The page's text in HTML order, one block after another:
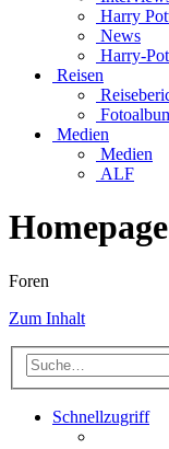
Harry
News
Harry-
Reisen
Medien
Medien
ALF
Foren
Zum Inhalt
Schnellzugriff